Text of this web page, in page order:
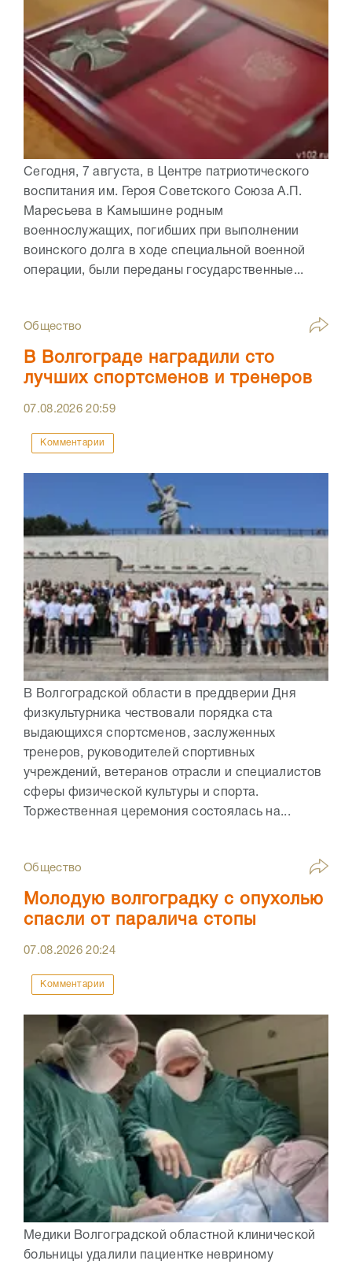
Сегодня, 7 августа, в Центре патриотического
воспитания им. Героя Советского Союза А.П.
Маресьева в Камышине родным
военнослужащих, погибших при выполнении
воинского долга в ходе специальной военной
операции, были переданы государственные...
Общество
В Волгограде наградили сто
лучших спортсменов и тренеров
07.08.202620:59
Комментарии
В Волгоградской области в преддверии Дня
физкультурника чествовали порядка ста
выдающихся спортсменов, заслуженных
тренеров, руководителей спортивных
учреждений, ветеранов отрасли и специалистов
сферы физической культуры и спорта.
Торжественная церемония состоялась на...
Общество
Молодую волгоградку с опухолью
спасли от паралича стопы
07.08.202620:24
Комментарии
Медики Волгоградской областной клинической
больницы удалили пациентке невриному